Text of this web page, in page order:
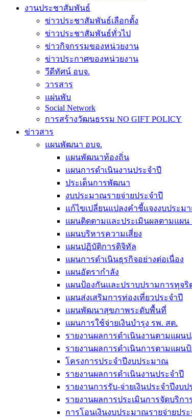
งานประชาสัมพันธ์
ข่าวประชาสัมพันธ์เลือกตั้ง
ข่าวประชาสัมพันธ์ทั่วไป
ข่าวกิจกรรมของหน่วยงาน
ข่าวประกาศของหน่วยงาน
วีดีทัศน์ อบจ.
วารสาร
แผ่นพับ
Social Network
การสร้างวัฒนธรรม NO GIFT POLICY
ข่าวสาร
แผนพัฒนา อบจ.
แผนพัฒนาท้องถิ่น
แผนการดำเนินงานประจำปี
ประเด็นการพัฒนา
งบประมาณรายจ่ายประจำปี
แก้ไขเปลี่ยนแปลงคำชี้แจงงบประ
แผนติดตามและประเมินผลตามแผน
แผนบริหารความเสี่ยง
แผนปฏิบัติการดิจิทัล
แผนการดำเนินธุรกิจอย่างต่อเนื่อง
แผนอัตรากำลัง
แผนป้องกันและปราบปรามการทุจริ
แผนส่งเสริมการท่องเที่ยวประจำปี
แผนพัฒนาสุขภาพระดับพื้นที่
แผนการใช้จ่ายเงินบำรุง รพ. สต.
รายงานผลการดำเนินงานตามแผน
รายงานผลการดำเนินการตามแผน
โครงการประจำปีงบประมาณ
รายงานผลการดำเนินงานประจำปี
รายงานการรับ-จ่ายเงินประจำปีงบ
รายงานผลการประเมินการจัดบริ
การโอนเงินงบประมาณรายจ่ายประ